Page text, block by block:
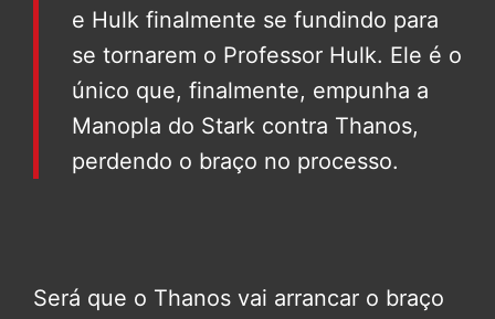
e Hulk finalmente se fundindo para
se tornarem o Professor Hulk. Ele é o
único que, finalmente, empunha a
Manopla do Stark contra Thanos,
perdendo o braço no processo.
Será que o Thanos vai arrancar o braço